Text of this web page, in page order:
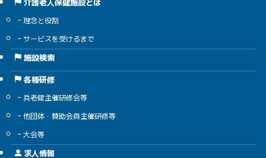
理念と役割
サービスを受けるまで
施設検索
各種研修
兵老健主催研修会等
他団体・賛助会員主催研修等
大会等
求人情報